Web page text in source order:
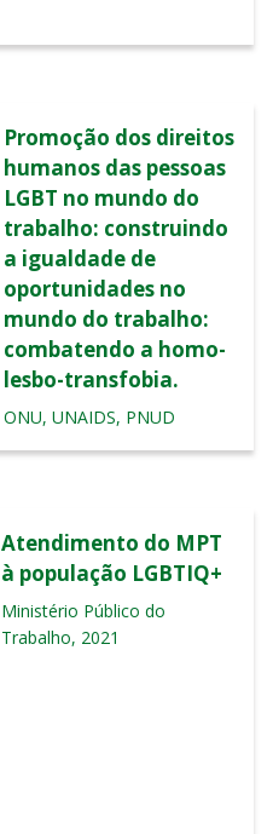
Promoção dos direitos
humanos das pessoas
LGBT no mundo do
trabalho: construindo
a igualdade de
oportunidades no
mundo do trabalho:
combatendo a homo-
lesbo-transfobia.
ONU, UNAIDS, PNUD
Atendimento do MPT
à população LGBTIQ+
Ministério Público do
Trabalho, 2021